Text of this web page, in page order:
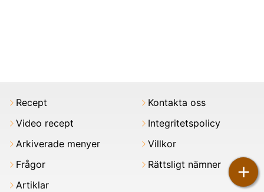
+
Recept
Video recept
Arkiverade menyer
Frågor
Artiklar
Kontakta oss
Integritetspolicy
Villkor
Rättsligt nämner